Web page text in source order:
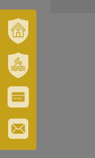
ÉS
TÉRSÉGÜNK
ERZSÉBET
GYÓGYFÜRDŐ
ÉS
TURISZTIKAI
KÁRTYA